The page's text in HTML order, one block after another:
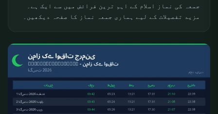
جمعہ کی نماز اسلام کے اہم ترین فرائض میں سے ایک ہے۔
مزید تفصیلات کے لیے ہماری جمعہ نماز کا صفحہ دیکھیں۔